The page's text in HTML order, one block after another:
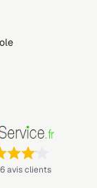
4,1 sur 5 —
avis clients